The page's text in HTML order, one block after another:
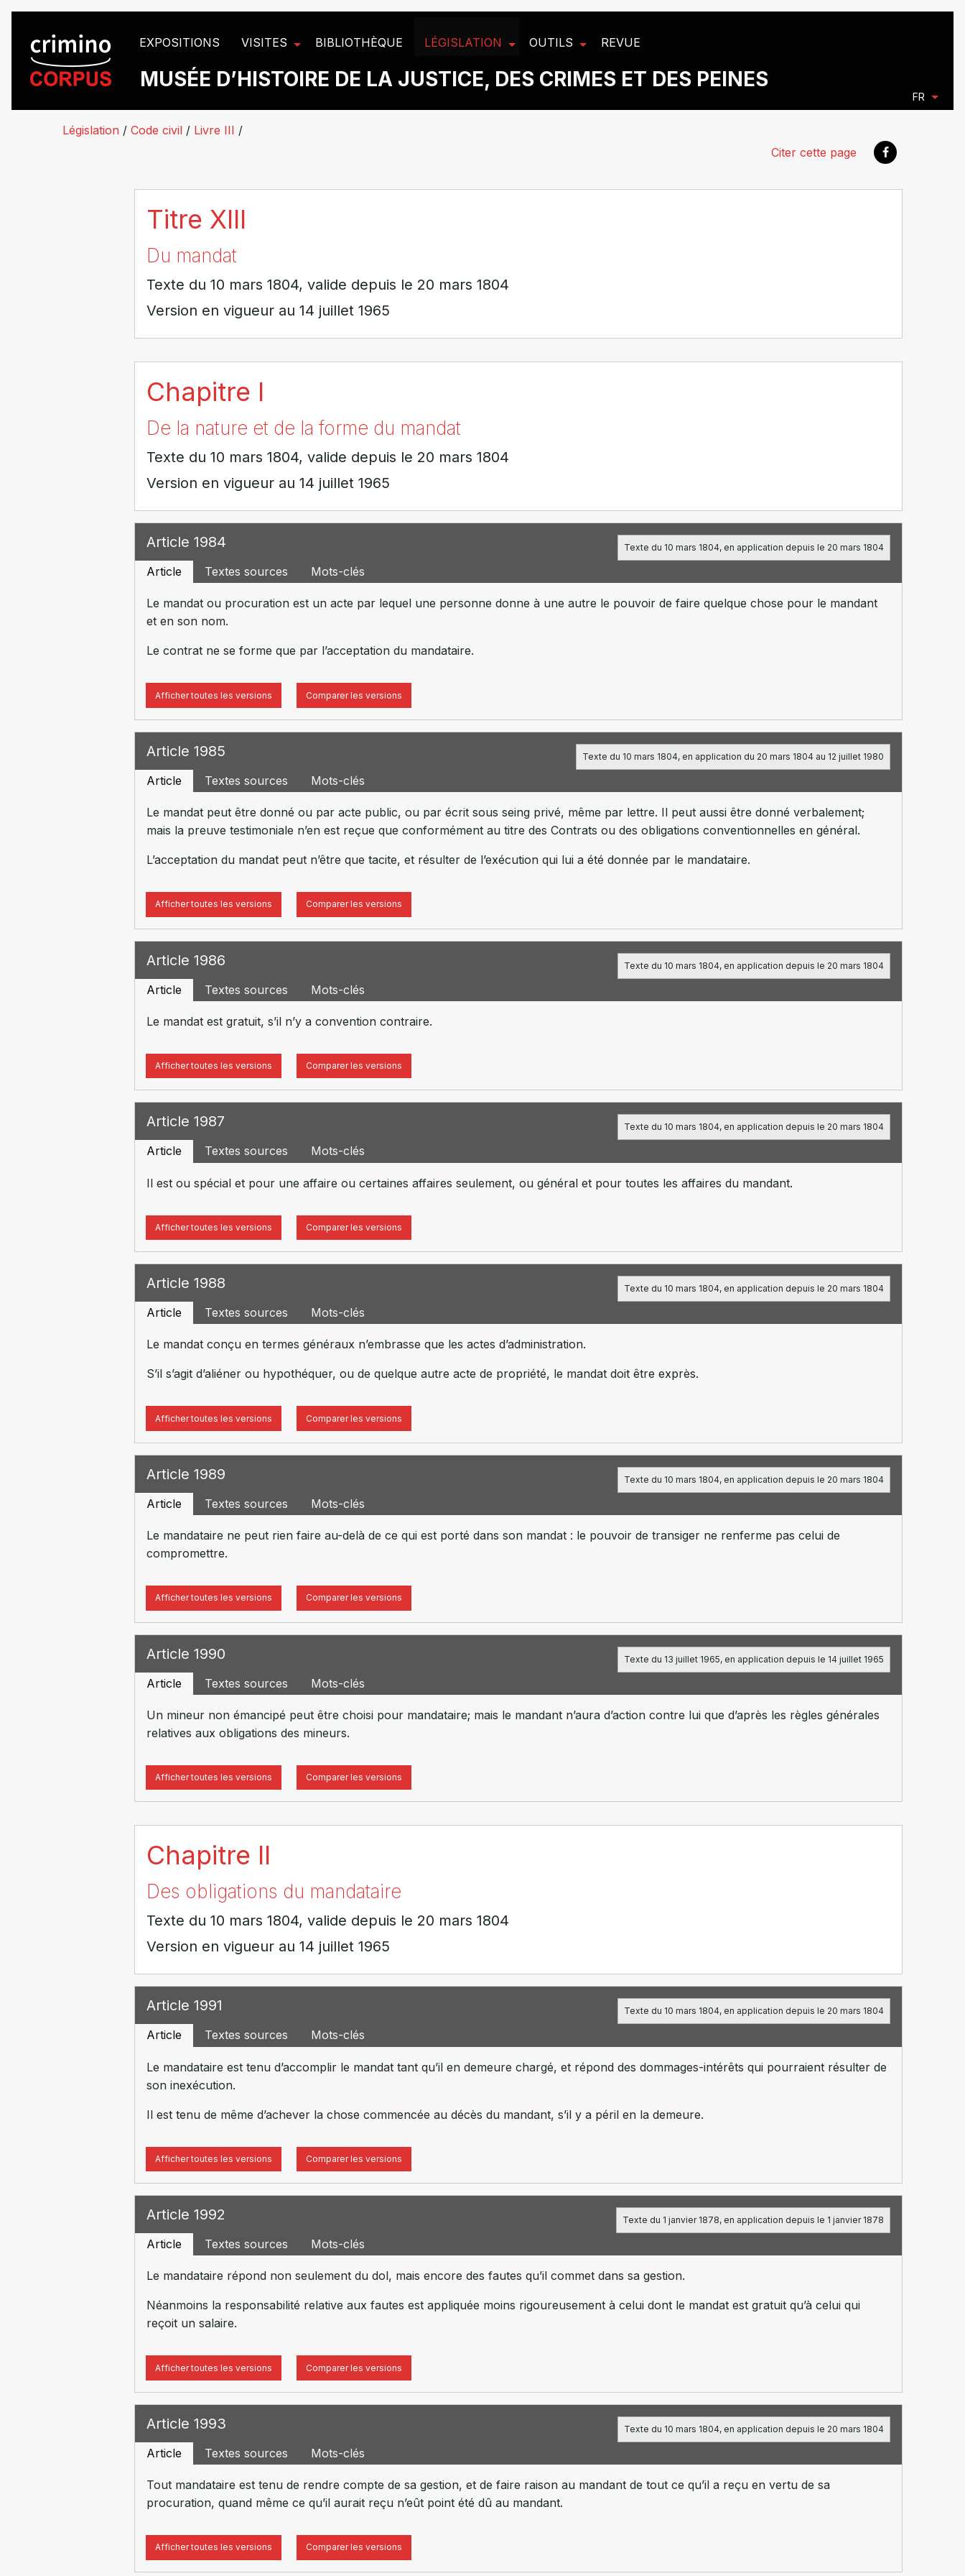
EXPOSITIONS VISITES BIBLIOTHÈQUE LÉGISLATION OUTILS REVUE
MUSÉE D’HISTOIRE DE LA JUSTICE, DES CRIMES ET DES PEINES
FR
Législation / Code civil / Livre III /
Citer cette page
Titre XIII
Du mandat
Texte du 10 mars 1804, valide depuis le 20 mars 1804
Version en vigueur au 14 juillet 1965
Chapitre I
De la nature et de la forme du mandat
Texte du 10 mars 1804, valide depuis le 20 mars 1804
Version en vigueur au 14 juillet 1965
Article 1984
Article Textes sources Mots-clés
Texte du 10 mars 1804, en application depuis le 20 mars 1804
Le mandat ou procuration est un acte par lequel une personne donne à une autre le pouvoir de faire quelque chose pour le mandant
et en son nom.
Le contrat ne se forme que par l’acceptation du mandataire.
Afficher toutes les versions Comparer les versions
Article 1985
Article Textes sources Mots-clés
Texte du 10 mars 1804, en application du 20 mars 1804 au 12 juillet 1980
Le mandat peut être donné ou par acte public, ou par écrit sous seing privé, même par lettre. Il peut aussi être donné verbalement;
mais la preuve testimoniale n’en est reçue que conformément au titre des Contrats ou des obligations conventionnelles en général.
L’acceptation du mandat peut n’être que tacite, et résulter de l’exécution qui lui a été donnée par le mandataire.
Afficher toutes les versions Comparer les versions
Article 1986
Article Textes sources Mots-clés
Texte du 10 mars 1804, en application depuis le 20 mars 1804
Le mandat est gratuit, s’il n’y a convention contraire.
Afficher toutes les versions Comparer les versions
Article 1987
Article Textes sources Mots-clés
Texte du 10 mars 1804, en application depuis le 20 mars 1804
Il est ou spécial et pour une affaire ou certaines affaires seulement, ou général et pour toutes les affaires du mandant.
Afficher toutes les versions Comparer les versions
Article 1988
Article Textes sources Mots-clés
Texte du 10 mars 1804, en application depuis le 20 mars 1804
Le mandat conçu en termes généraux n’embrasse que les actes d’administration.
S’il s’agit d’aliéner ou hypothéquer, ou de quelque autre acte de propriété, le mandat doit être exprès.
Afficher toutes les versions Comparer les versions
Article 1989
Article Textes sources Mots-clés
Texte du 10 mars 1804, en application depuis le 20 mars 1804
Le mandataire ne peut rien faire au-delà de ce qui est porté dans son mandat : le pouvoir de transiger ne renferme pas celui de
compromettre.
Afficher toutes les versions Comparer les versions
Article 1990
Article Textes sources Mots-clés
Texte du 13 juillet 1965, en application depuis le 14 juillet 1965
Un mineur non émancipé peut être choisi pour mandataire; mais le mandant n’aura d’action contre lui que d’après les règles générales
relatives aux obligations des mineurs.
Afficher toutes les versions Comparer les versions
Chapitre II
Des obligations du mandataire
Texte du 10 mars 1804, valide depuis le 20 mars 1804
Version en vigueur au 14 juillet 1965
Article 1991
Article Textes sources Mots-clés
Texte du 10 mars 1804, en application depuis le 20 mars 1804
Le mandataire est tenu d’accomplir le mandat tant qu’il en demeure chargé, et répond des dommages-intérêts qui pourraient résulter de
son inexécution.
Il est tenu de même d’achever la chose commencée au décès du mandant, s’il y a péril en la demeure.
Afficher toutes les versions Comparer les versions
Article 1992
Article Textes sources Mots-clés
Texte du 1 janvier 1878, en application depuis le 1 janvier 1878
Le mandataire répond non seulement du dol, mais encore des fautes qu’il commet dans sa gestion.
Néanmoins la responsabilité relative aux fautes est appliquée moins rigoureusement à celui dont le mandat est gratuit qu’à celui qui
reçoit un salaire.
Afficher toutes les versions Comparer les versions
Article 1993
Article Textes sources Mots-clés
Texte du 10 mars 1804, en application depuis le 20 mars 1804
Tout mandataire est tenu de rendre compte de sa gestion, et de faire raison au mandant de tout ce qu’il a reçu en vertu de sa
procuration, quand même ce qu’il aurait reçu n’eût point été dû au mandant.
Afficher toutes les versions Comparer les versions
Panneau de gestion des cookies